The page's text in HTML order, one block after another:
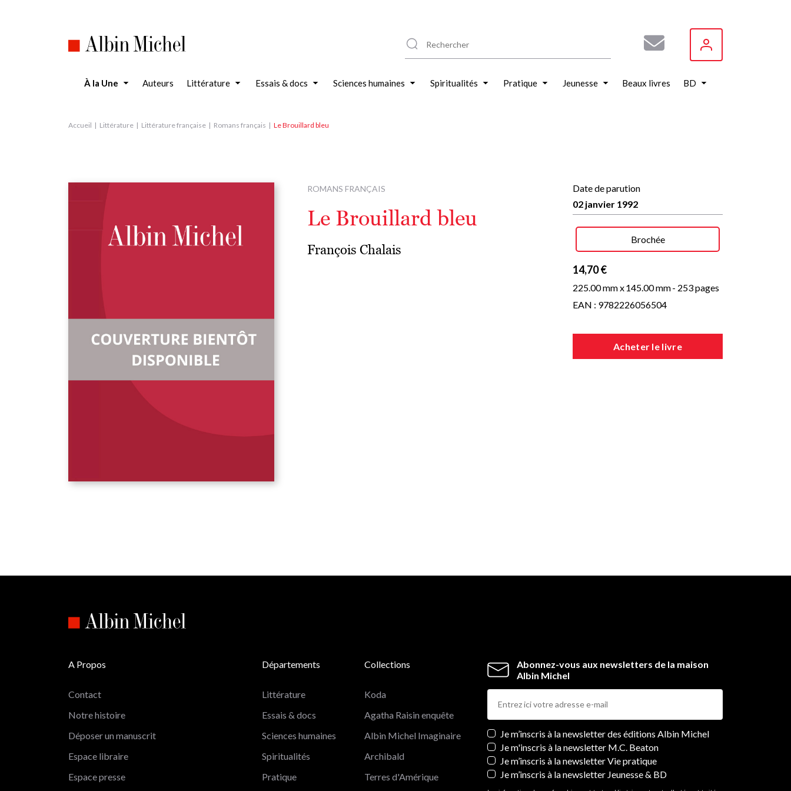
À la Une Auteurs Littérature Essais & docs Sciences humaines Spiritualités Pratique Jeunesse Beaux livres BD
Accueil Littérature Littérature française Romans français Le Brouillard bleu
ROMANS FRANÇAIS
Le Brouillard bleu
François Chalais
Date de parution
02 janvier 1992
Brochée
14,70 €
225.00 mm x145.00 mm- 253 pages
EAN : 9782226056504
Acheter le livre
Abonnez-vous aux newsletters de la maison
Albin Michel
Newsletters
Je m’inscris à la newsletter des éditions Albin Michel
Je m'inscris à la newsletter M.C. Beaton
Je m’inscris à la newsletter Vie pratique
Je m’inscris à la newsletter Jeunesse & BD
A Propos
Contact
Notre histoire
Déposer un manuscrit
Espace libraire
Espace presse
Départements
Littérature
Essais & docs
Sciences humaines
Spiritualités
Pratique
Collections
Koda
Agatha Raisin enquête
Albin Michel Imaginaire
Archibald
Terres d'Amérique